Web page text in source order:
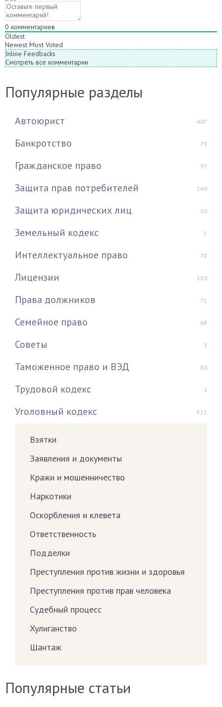
0 комментариев
Oldest
Newest Most Voted
Inline Feedbacks
Смотреть все комментарии
Популярные разделы
Автоюрист 407
Банкротство 79
Гражданское право 97
Защита прав потребителей 240
Защита юридических лиц 10
Земельный кодекс 2
Интеллектуальное право 78
Лицензии 120
Права должников 71
Семейное право 68
Советы 3
Таможенное право и ВЭД 80
Трудовой кодекс 3
Уголовный кодекс 521
Взятки
Заявления и документы
Кражи и мошенничество
Наркотики
Оскорбления и клевета
Ответственность
Подделки
Преступления против жизни и здоровья
Преступления против прав человека
Судебный процесс
Хулиганство
Шантаж
Популярные статьи